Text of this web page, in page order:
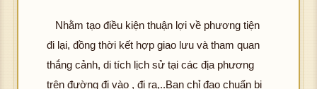
Nhằm tạo điều kiện thuận lợi về phương tiện
đi lại, đồng thời kết hợp giao lưu và tham quan
thắng cảnh, di tích lịch sử tại các địa phương
trên đường đi vào , đi ra,..Ban chỉ đạo chuẩn bị